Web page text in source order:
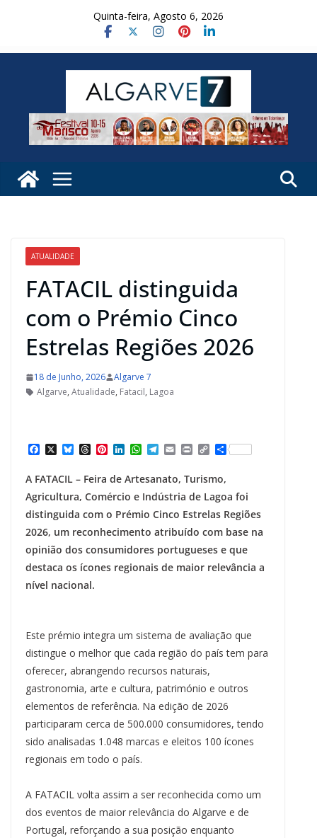
Quinta-feira, Agosto 6, 2026
ATUALIDADE
FATACIL distinguida
com o Prémio Cinco
Estrelas Regiões 2026
18 de Junho, 2026
Algarve 7
Algarve, Atualidade, Fatacil, Lagoa
c
e
b
o
k
X B
e
s
k
y
T
r
e
a
s
P
n
t
e
e
s
t
L
n
k
e
I
n
W
t
s
p
p
T
e
g
a
m
E
i
l
P
n
t
C
y
L
n
k
S
e
A FATACIL – Feira de Artesanato, Turismo,
Agricultura, Comércio e Indústria de Lagoa foi
distinguida com o Prémio Cinco Estrelas Regiões
2026, um reconhecimento atribuído com base na
opinião dos consumidores portugueses e que
destaca os ícones regionais de maior relevância a
nível nacional.
Este prémio integra um sistema de avaliação que
distingue o melhor que cada região do país tem para
oferecer, abrangendo recursos naturais,
gastronomia, arte e cultura, património e outros
elementos de referência. Na edição de 2026
participaram cerca de 500.000 consumidores, tendo
sido analisadas 1.048 marcas e eleitos 100 ícones
regionais em todo o país.
A FATACIL volta assim a ser reconhecida como um
dos eventos de maior relevância do Algarve e de
Portugal, reforçando a sua posição enquanto